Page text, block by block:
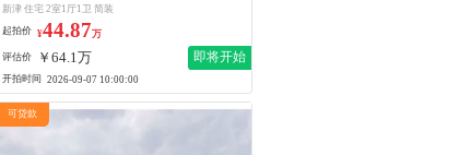
新津 住宅 2室1厅1卫 简装
起拍价 ¥44.87万
评估价 ￥64.1万 即将开始
开拍时间 2026-09-07 10:00:00
可贷款